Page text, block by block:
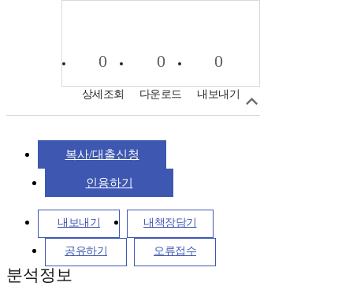
0
상세조회
0
다운로드
0
내보내기
복사/대출신청
인용하기
내보내기 내책장담기
공유하기 오류접수
분석정보